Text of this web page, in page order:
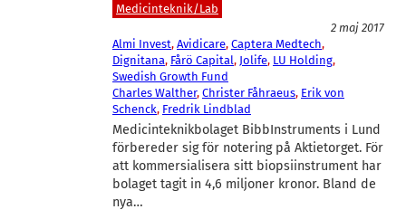
Medicinteknik/Lab
2 maj 2017
Almi Invest, Avidicare, Captera Medtech
Dignitana, Fårö Capital, Jolife, LU Holding
Swedish Growth Fund
Charles Walther, Christer Fåhraeus, Erik von
Schenck, Fredrik Lindblad
Medicinteknikbolaget BibbInstruments i Lund
förbereder sig för notering på Aktietorget. För
att kommersialisera sitt biopsiinstrument har
bolaget tagit in 4,6 miljoner kronor. Bland de
nya…